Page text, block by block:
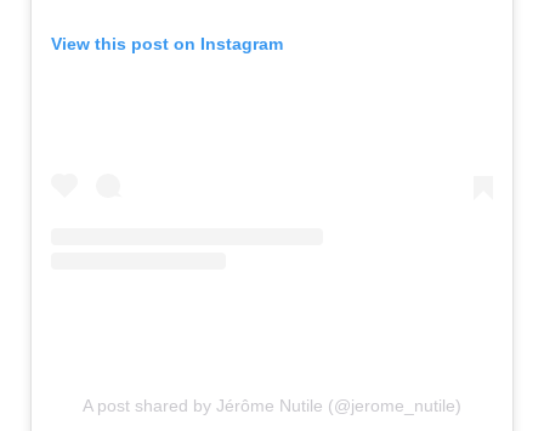
View this post on Instagram
A post shared by Jérôme Nutile (@jerome_nutile)